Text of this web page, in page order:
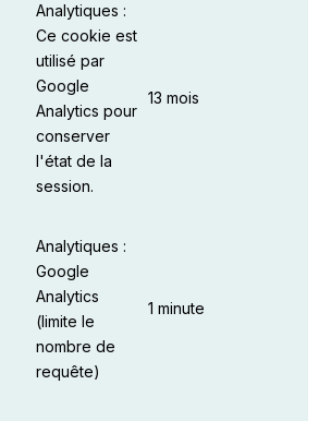
Analytiques :
Ce cookie est
utilisé par
Google
Analytics pour
conserver
l'état de la
session.
13 mois
Analytiques :
Google
Analytics
(limite le
nombre de
requête)
1 minute